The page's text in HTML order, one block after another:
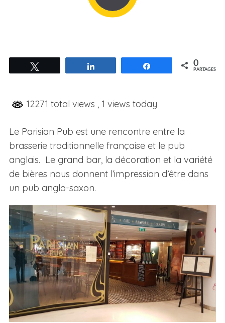
Partagez 0
PARTAGES
12271 total views , 1 views today
Le Parisian Pub est une rencontre entre la
brasserie traditionnelle française et le pub
anglais. Le grand bar, la décoration et la variété
de bières nous donnent l’impression d’être dans
un pub anglo-saxon.